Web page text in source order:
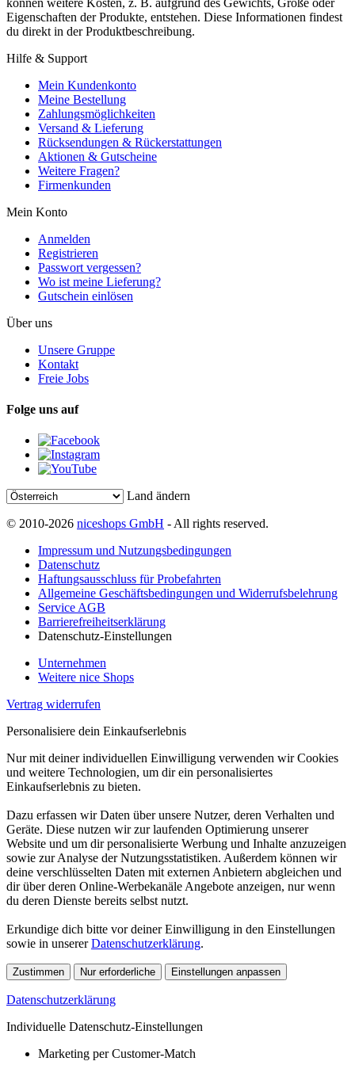
Eigenschaften der Produkte, entstehen. Diese Informationen findest
du direkt in der Produktbeschreibung.
Hilfe & Support
Mein Kundenkonto
Meine Bestellung
Zahlungsmöglichkeiten
Versand & Lieferung
Rücksendungen & Rückerstattungen
Aktionen & Gutscheine
Weitere Fragen?
Firmenkunden
Mein Konto
Anmelden
Registrieren
Passwort vergessen?
Wo ist meine Lieferung?
Gutschein einlösen
Über uns
Unsere Gruppe
Kontakt
Freie Jobs
Folge uns auf
Land ändern
© 2010-2026 niceshops GmbH - All rights reserved.
Impressum und Nutzungsbedingungen
Datenschutz
Haftungsausschluss für Probefahrten
Allgemeine Geschäftsbedingungen und Widerrufsbelehrung
Service AGB
Barrierefreiheitserklärung
Datenschutz-Einstellungen
Unternehmen
Weitere nice Shops
Vertrag widerrufen
Personalisiere dein Einkaufserlebnis
Nur mit deiner individuellen Einwilligung verwenden wir Cookies
und weitere Technologien, um dir ein personalisiertes
Einkaufserlebnis zu bieten.
Dazu erfassen wir Daten über unsere Nutzer, deren Verhalten und
Geräte. Diese nutzen wir zur laufenden Optimierung unserer
Website und um dir personalisierte Werbung und Inhalte anzuzeigen
sowie zur Analyse der Nutzungsstatistiken. Außerdem können wir
deine verschlüsselten Daten mit externen Anbietern abgleichen und
dir über deren Online-Werbekanäle Angebote anzeigen, nur wenn
du deren Dienste bereits selbst nutzt.
Erkundige dich bitte vor deiner Einwilligung in den Einstellungen
sowie in unsererDatenschutzerklärung.
Zustimmen Nur erforderliche Einstellungen anpassen
Datenschutzerklärung
Individuelle Datenschutz-Einstellungen
Marketing per Customer-Match